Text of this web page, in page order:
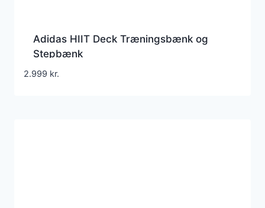
Adidas HIIT Deck Træningsbænk og
Stepbænk
2.999 kr.